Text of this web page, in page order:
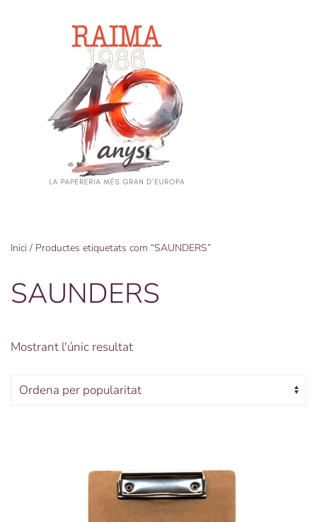
Inici / Productes etiquetats com “SAUNDERS”
SAUNDERS
Mostrant l'únic resultat